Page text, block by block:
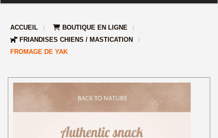
ACCUEIL
BOUTIQUE EN LIGNE
FRIANDISES CHIENS / MASTICATION
FROMAGE DE YAK